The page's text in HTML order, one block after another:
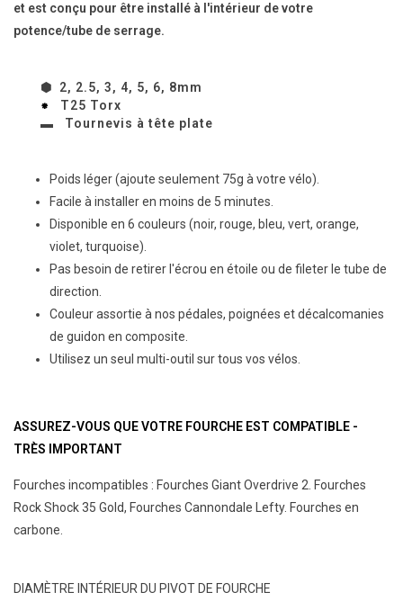
et est conçu pour être installé à l'intérieur de votre
potence/tube de serrage.
⬢ 2, 2.5, 3, 4, 5, 6, 8mm
⁕
T25 Torx
▬ Tournevis à tête plate
Poids léger (ajoute seulement 75g à votre vélo).
Facile à installer en moins de 5 minutes.
Disponible en 6 couleurs (noir, rouge, bleu, vert, orange,
violet, turquoise).
Pas besoin de retirer l'écrou en étoile ou de fileter le tube de
direction.
Couleur assortie à nos pédales, poignées et décalcomanies
de guidon en composite.
Utilisez un seul multi-outil sur tous vos vélos.
ASSUREZ-VOUS QUE VOTRE FOURCHE EST COMPATIBLE -
TRÈS IMPORTANT
Fourches incompatibles : Fourches Giant Overdrive 2. Fourches
Rock Shock 35 Gold, Fourches Cannondale Lefty. Fourches en
carbone.
DIAMÈTRE INTÉRIEUR DU PIVOT DE FOURCHE